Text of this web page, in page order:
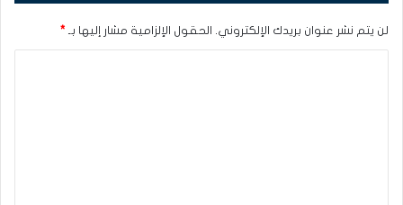
لن يتم نشر عنوان بريدك الإلكتروني. الحقول الإلزامية مشار إليها بـ *